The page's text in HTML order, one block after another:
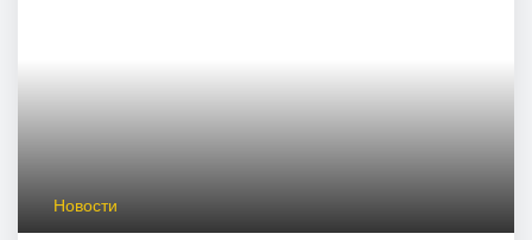
Новости